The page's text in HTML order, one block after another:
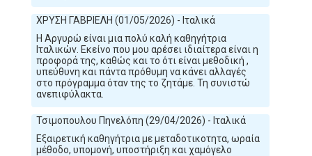
ΧΡΥΣΗ ΓΑΒΡΙΕΛΗ (01/05/2026) - Ιταλικά
Η Αργυρώ είναι μια πολύ καλή καθηγήτρια
Ιταλικών. Εκείνο που μου αρέσει ιδιαίτερα είναι η
προφορά της, καθώς και το ότι είναι μεθοδική ,
υπεύθυνη και πάντα πρόθυμη να κάνει αλλαγές
στο πρόγραμμα όταν της το ζητάμε. Τη συνιστώ
ανεπιφύλακτα.
Τσιμοπουλου Πηνελόπη (29/04/2026) - Ιταλικά
Εξαιρετική καθηγήτρια με μεταδοτικοτητα, ωραία
μέθοδο, υπομονή, υποστήριξη και χαμόγελο